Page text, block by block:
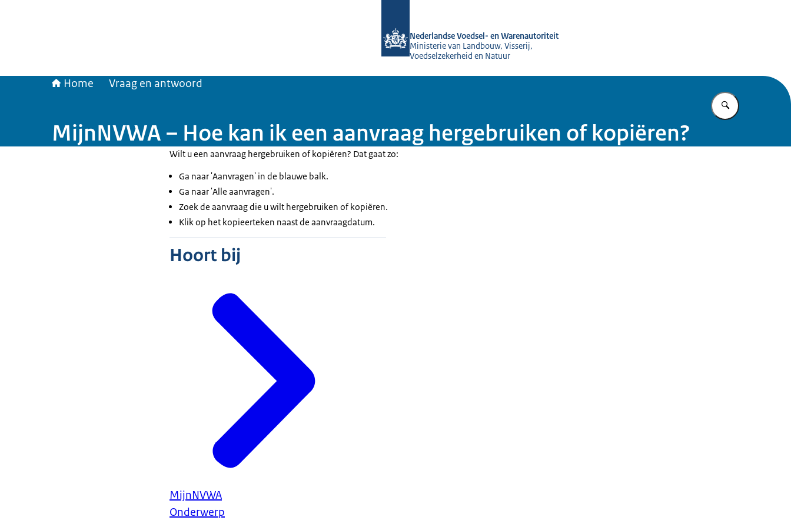
Nederlandse Voedsel- en Warenautoriteit
Ministerie van Landbouw, Visserij,
Voedselzekerheid en Natuur
Home Vraag en antwoord
Vul in wat u
MijnNVWA – Hoe kan ik een aanvraag hergebruiken of kopiëren?
Wilt u een aanvraag hergebruiken of kopiëren? Dat gaat zo:
Ga naar 'Aanvragen' in de blauwe balk.
Ga naar 'Alle aanvragen'.
Zoek de aanvraag die u wilt hergebruiken of kopiëren.
Klik op het kopieerteken naast de aanvraagdatum.
Hoort bij
MijnNVWA
Onderwerp